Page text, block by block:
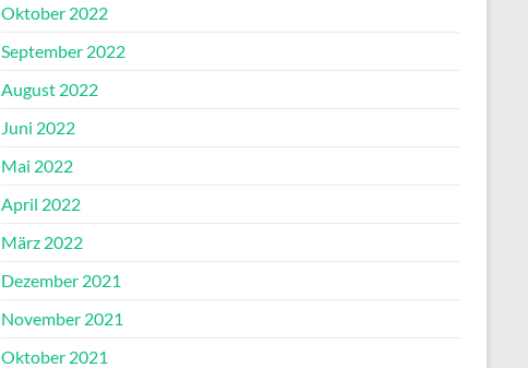
Oktober 2022
September 2022
August 2022
Juni 2022
Mai 2022
April 2022
März 2022
Dezember 2021
November 2021
Oktober 2021